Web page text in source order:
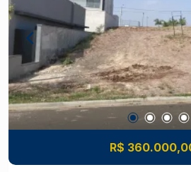
R$